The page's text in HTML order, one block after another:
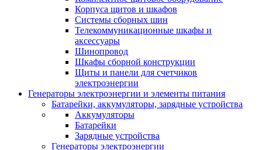
Корпуса щитов и шкафов
Системы сборных шин
Телекоммуникационные шкафы и
аксессуары
Шинопровод
Шкафы сборной конструкции
Щиты и панели для счетчиков
электроэнергии
Генераторы электроэнергии и элементы питания
Батарейки, аккумуляторы, зарядные устройства
Аккумуляторы
Батарейки
Зарядные устройства
Генераторы электроэнергии